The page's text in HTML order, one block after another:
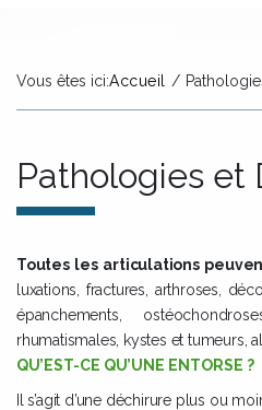
Vous êtes ici:Accueil /
Pathologies et
Toutes les articulations
luxations, fractures, arthroses,
épanchements,
rhumatismales, kystes et tumeurs,
QU’EST-CE QU’UNE ENTORSE ?
Il s’agit d’une déchirure plus ou